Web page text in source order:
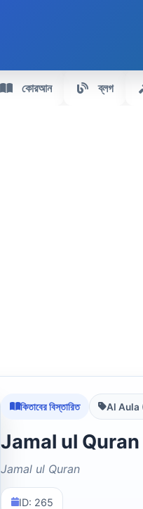
কোরআন ব্লগ
কিতাবের বিস্তারিত
Jamal ul Quran
ID: 265